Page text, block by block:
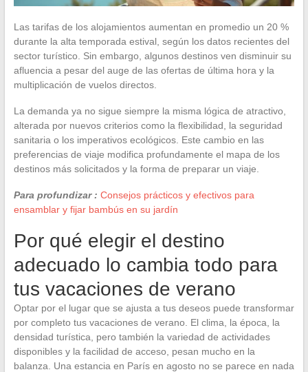
Las tarifas de los alojamientos aumentan en promedio un 20 %
durante la alta temporada estival, según los datos recientes del
sector turístico. Sin embargo, algunos destinos ven disminuir su
afluencia a pesar del auge de las ofertas de última hora y la
multiplicación de vuelos directos.
La demanda ya no sigue siempre la misma lógica de atractivo,
alterada por nuevos criterios como la flexibilidad, la seguridad
sanitaria o los imperativos ecológicos. Este cambio en las
preferencias de viaje modifica profundamente el mapa de los
destinos más solicitados y la forma de preparar un viaje.
Para profundizar : Consejos prácticos y efectivos para
ensamblar y fijar bambús en su jardín
Por qué elegir el destino
adecuado lo cambia todo para
tus vacaciones de verano
Optar por el lugar que se ajusta a tus deseos puede transformar
por completo tus vacaciones de verano. El clima, la época, la
densidad turística, pero también la variedad de actividades
disponibles y la facilidad de acceso, pesan mucho en la
balanza. Una estancia en París en agosto no se parece en nada